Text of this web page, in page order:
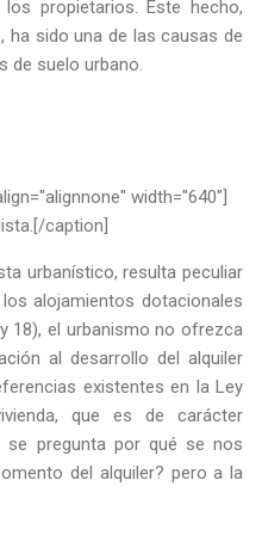
propietarios. Este hecho,
sido una de las causas de
de suelo urbano.
width="640"]
caption]
urbanístico, resulta peculiar
alojamientos dotacionales
18), el urbanismo no ofrezca
al desarrollo del alquiler
existentes en la Ley
que es de carácter
se pregunta por qué se nos
del alquiler? pero a la